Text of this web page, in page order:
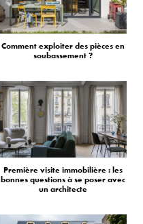
Comment exploiter des pièces en
soubassement ?
Première visite immobilière : les
bonnes questions à se poser avec
un architecte